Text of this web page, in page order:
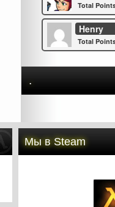
Total
Henry
Total
.
Мы в Steam